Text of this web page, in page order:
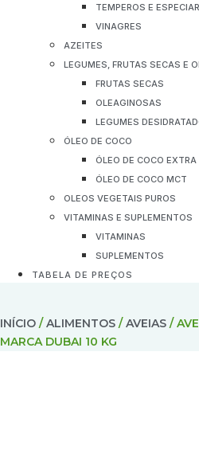
TEMPEROS E
VINAGRES
AZEITES
LEGUMES, FRUTAS SECAS E
FRUTAS SECAS
OLEAGINOSAS
LEGUMES
ÓLEO DE COCO
ÓLEO DE COCO EXTRA
ÓLEO DE COCO MCT
OLEOS VEGETAIS PUROS
VITAMINAS E SUPLEMENTOS
VITAMINAS
SUPLEMENTOS
TABELA DE PREÇOS
INÍCIO /ALIMENTOS /AVEIAS /
MARCA DUBAI 10 KG